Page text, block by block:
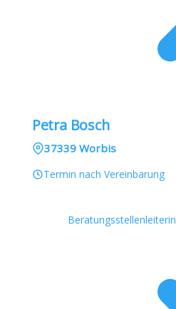
Petra Bosch
37339 Worbis
Termin nach Vereinbarung
Beratungsstellenleiterin